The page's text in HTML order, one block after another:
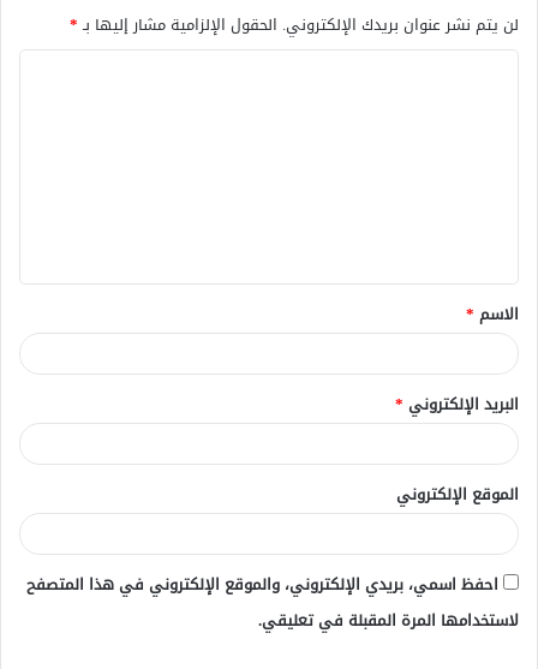
لن يتم نشر عنوان بريدك الإلكتروني. الحقول الإلزامية مشار إليها بـ*
ق
*
الاسم *
البريد الإلكتروني *
الموقع الإلكتروني
احفظ اسمي، بريدي الإلكتروني، والموقع الإلكتروني في هذا المتصفح
لاستخدامها المرة المقبلة في تعليقي.